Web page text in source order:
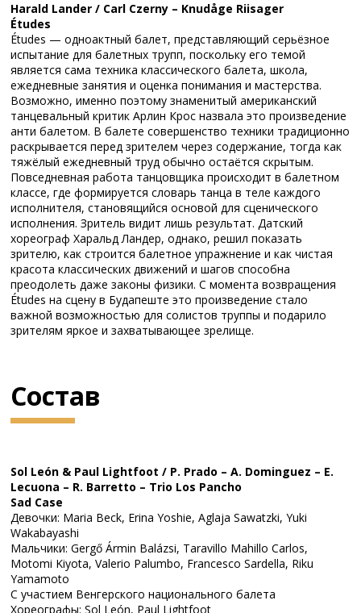
Harald Lander / Carl Czerny – Knudåge Riisager
Études
Études — одноактный балет, представляющий серьёзное
испытание для балетных трупп, поскольку его темой
является сама техника классического балета, школа,
ежедневные занятия и оценка понимания и мастерства.
Возможно, именно поэтому знаменитый американский
танцевальный критик Арлин Крос назвала это произведение
анти балетом. В балете совершенство техники традиционно
раскрывается перед зрителем через содержание, тогда как
тяжёлый ежедневный труд обычно остаётся скрытым.
Повседневная работа танцовщика происходит в балетном
классе, где формируется словарь танца в теле каждого
исполнителя, становящийся основой для сценического
исполнения. Зритель видит лишь результат. Датский
хореограф Харальд Ландер, однако, решил показать
зрителю, как строится балетное упражнение и как чистая
красота классических движений и шагов способна
преодолеть даже законы физики. С момента возвращения
Études на сцену в Будапеште это произведение стало
важной возможностью для солистов труппы и подарило
зрителям яркое и захватывающее зрелище.
Состав
Sol León & Paul Lightfoot / P. Prado – A. Dominguez – E.
Lecuona – R. Barretto – Trio Los Pancho
Sad Case
Девочки: Maria Beck, Erina Yoshie, Aglaja Sawatzki, Yuki
Wakabayashi
Мальчики: Gergő Ármin Balázsi, Taravillo Mahillo Carlos,
Motomi Kiyota, Valerio Palumbo, Francesco Sardella, Riku
Yamamoto
С участием Венгерского национального балета
Хореографы: Sol León, Paul Lightfoot